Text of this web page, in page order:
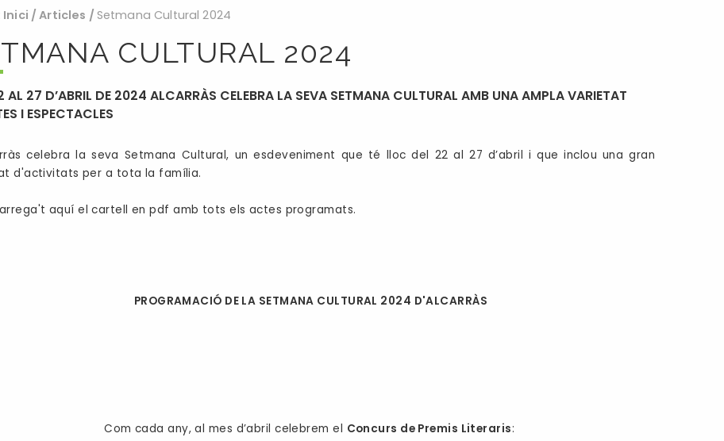
Inici /Articles / Setmana Cultural 2024
CULTURAL 2024
AL 27 D’ABRIL DE 2024 ALCARRÀS CELEBRA LA SEVA SETMANA CULTURAL AMB UNA AMPLA VARIETAT
I ESPECTACLES
celebra la seva Setmana Cultural, un esdeveniment que té lloc del 22 al 27 d’abril i que inclou una gran
d'activitats per a tota la família.
aquí el cartell en pdf amb tots els actes programats.
PROGRAMACIÓ DE LA SETMANA CULTURAL 2024 D'ALCARRÀS
Com cada any, al mes d’abril celebrem el Concurs de Premis Literaris: